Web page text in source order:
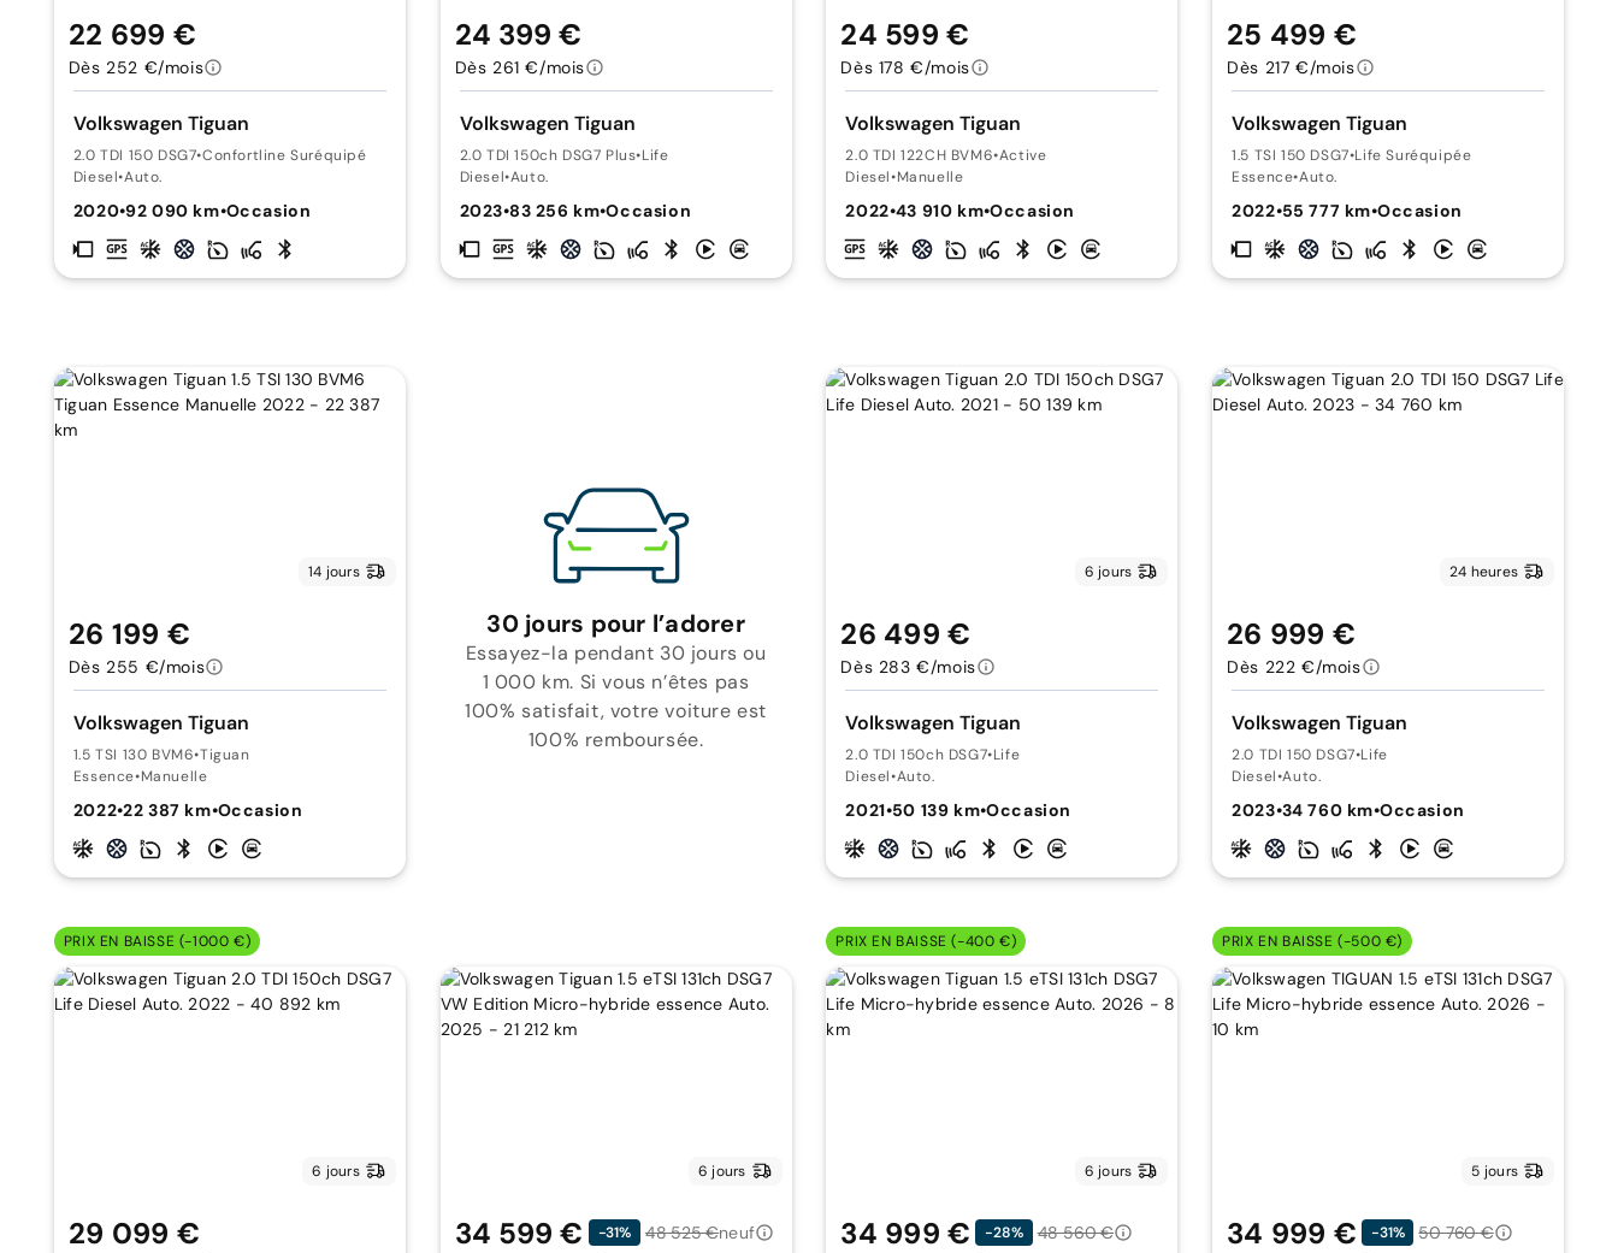
Volkswagen Tiguan
2.0 TDI 150 DSG7•Confortline Suréquipé
Diesel•Auto.
2020•92 090 km•Occasion
22 699 €
Dès 252 €/mois
Volkswagen Tiguan
2.0 TDI 150ch DSG7 Plus•Life
Diesel•Auto.
2023•83 256 km•Occasion
24 399 €
Dès 261 €/mois
Volkswagen Tiguan
2.0 TDI 122CH BVM6•Active
Diesel•Manuelle
2022•43 910 km•Occasion
24 599 €
Dès 178 €/mois
Volkswagen Tiguan
1.5 TSI 150 DSG7•Life Suréquipée
Essence•Auto.
2022•55 777 km•Occasion
25 499 €
Dès 217 €/mois
14 jours
Volkswagen Tiguan
1.5 TSI 130 BVM6•Tiguan
Essence•Manuelle
2022•22 387 km•Occasion
26 199 €
Dès 255 €/mois
30 jours pour l’adorer
Essayez-la pendant 30 jours ou
1 000 km. Si vous n’êtes pas
100% satisfait, votre voiture est
100% remboursée.
6 jours
Volkswagen Tiguan
2.0 TDI 150ch DSG7•Life
Diesel•Auto.
2021•50 139 km•Occasion
26 499 €
Dès 283 €/mois
24 heures
Volkswagen Tiguan
2.0 TDI 150 DSG7•Life
Diesel•Auto.
2023•34 760 km•Occasion
26 999 €
Dès 222 €/mois
PRIX EN BAISSE (-1000 €)
6 jours
29 099 €
6 jours
34 599 € -31% 48 525 €neuf
PRIX EN BAISSE (-400 €)
6 jours
34 999 € -28%
48 560 €
PRIX EN BAISSE (-500 €)
5 jours
34 999 € -31%
50 760 €